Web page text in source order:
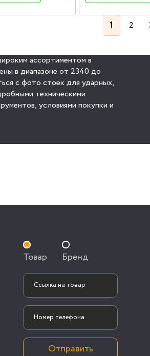
1 2
ассортиментом в
в диапазоне от 2340 до
с фото стоек для ударных,
техническими
условиями покупки и
Товар Бренд
Отправить